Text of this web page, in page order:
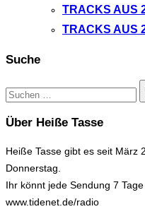
TRACKS AUS
TRACKS AUS
Suche
Suchen
nach:
Über Heiße Tasse
Heiße Tasse gibt es seit März
Donnerstag.
Ihr könnt jede Sendung 7
www.tidenet.de/radio